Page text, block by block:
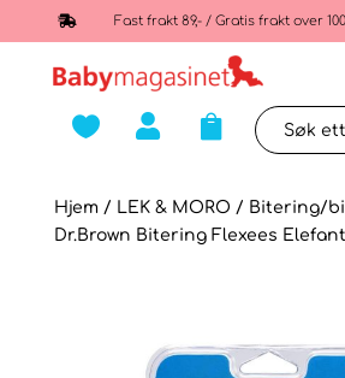
 Fast frakt 89,- / Gratis frakt over
  
Hjem/ LEK & MORO / Bitering/
Dr.Brown Bitering Flexees